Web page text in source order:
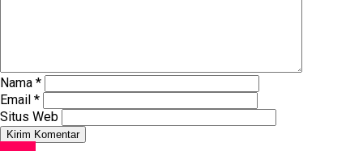
Nama *
Email *
Situs Web